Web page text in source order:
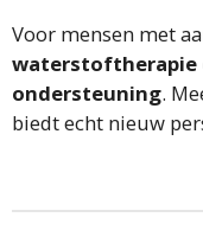
Voor mensen met
waterstoftherapie
ondersteuning.
biedt echt nieuw